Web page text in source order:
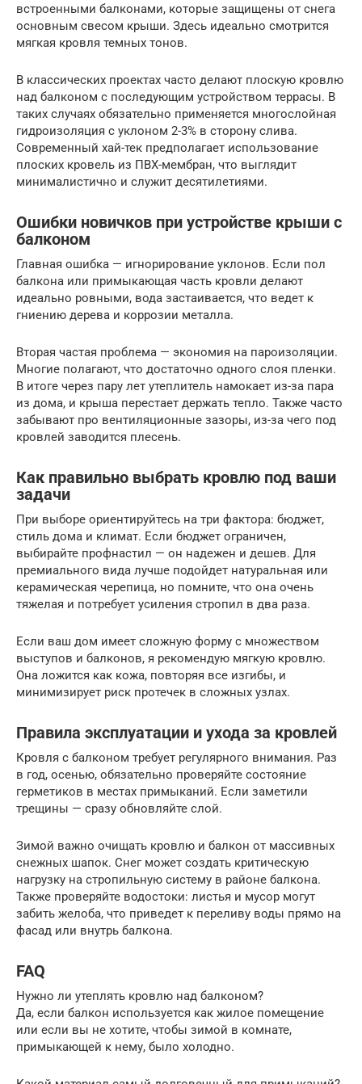
встроенными балконами, которые защищены от снега
основным свесом крыши. Здесь идеально смотрится
мягкая кровля темных тонов.
В классических проектах часто делают плоскую кровлю
над балконом с последующим устройством террасы. В
таких случаях обязательно применяется многослойная
гидроизоляция с уклоном 2-3% в сторону слива.
Современный хай-тек предполагает использование
плоских кровель из ПВХ-мембран, что выглядит
минималистично и служит десятилетиями.
Ошибки новичков при устройстве крыши с
балконом
Главная ошибка — игнорирование уклонов. Если пол
балкона или примыкающая часть кровли делают
идеально ровными, вода застаивается, что ведет к
гниению дерева и коррозии металла.
Вторая частая проблема — экономия на пароизоляции.
Многие полагают, что достаточно одного слоя пленки.
В итоге через пару лет утеплитель намокает из-за пара
из дома, и крыша перестает держать тепло. Также часто
забывают про вентиляционные зазоры, из-за чего под
кровлей заводится плесень.
Как правильно выбрать кровлю под ваши
задачи
При выборе ориентируйтесь на три фактора: бюджет,
стиль дома и климат. Если бюджет ограничен,
выбирайте профнастил — он надежен и дешев. Для
премиального вида лучше подойдет натуральная или
керамическая черепица, но помните, что она очень
тяжелая и потребует усиления стропил в два раза.
Если ваш дом имеет сложную форму с множеством
выступов и балконов, я рекомендую мягкую кровлю.
Она ложится как кожа, повторяя все изгибы, и
минимизирует риск протечек в сложных узлах.
Правила эксплуатации и ухода за кровлей
Кровля с балконом требует регулярного внимания. Раз
в год, осенью, обязательно проверяйте состояние
герметиков в местах примыканий. Если заметили
трещины — сразу обновляйте слой.
Зимой важно очищать кровлю и балкон от массивных
снежных шапок. Снег может создать критическую
нагрузку на стропильную систему в районе балкона.
Также проверяйте водостоки: листья и мусор могут
забить желоба, что приведет к переливу воды прямо на
фасад или внутрь балкона.
FAQ
Нужно ли утеплять кровлю над балконом?
Да, если балкон используется как жилое помещение
или если вы не хотите, чтобы зимой в комнате,
примыкающей к нему, было холодно.